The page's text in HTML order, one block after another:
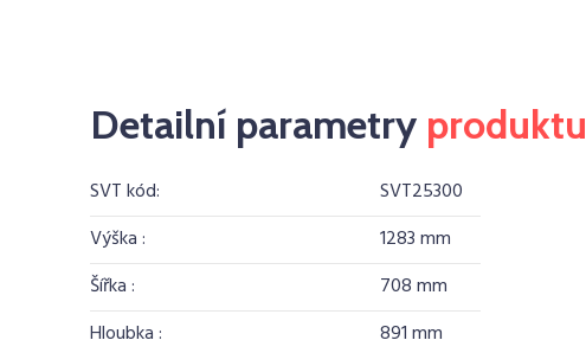
Detailní parametry produktu
SVT kód:
SVT25300
Výška :
1283 mm
Šířka :
708 mm
Hloubka :
891 mm